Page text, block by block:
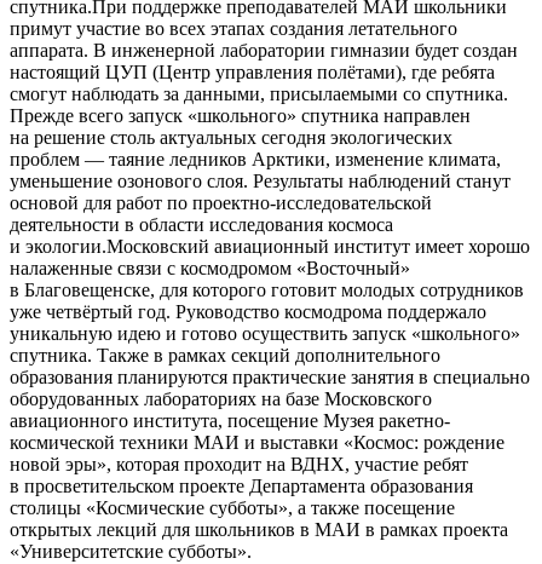
спутника.При поддержке преподавателей МАИ школьники
примут участие во всех этапах создания летательного
аппарата. В инженерной лаборатории гимназии будет создан
настоящий ЦУП (Центр управления полётами), где ребята
смогут наблюдать за данными, присылаемыми со спутника.
Прежде всего запуск «школьного» спутника направлен
на решение столь актуальных сегодня экологических
проблем — таяние ледников Арктики, изменение климата,
уменьшение озонового слоя. Результаты наблюдений станут
основой для работ по проектно-исследовательской
деятельности в области исследования космоса
и экологии.Московский авиационный институт имеет хорошо
налаженные связи с космодромом «Восточный»
в Благовещенске, для которого готовит молодых сотрудников
уже четвёртый год. Руководство космодрома поддержало
уникальную идею и готово осуществить запуск «школьного»
спутника. Также в рамках секций дополнительного
образования планируются практические занятия в специально
оборудованных лабораториях на базе Московского
авиационного института, посещение Музея ракетно-
космической техники МАИ и выставки «Космос: рождение
новой эры», которая проходит на ВДНХ, участие ребят
в просветительском проекте Департамента образования
столицы «Космические субботы», а также посещение
открытых лекций для школьников в МАИ в рамках проекта
«Университетские субботы».